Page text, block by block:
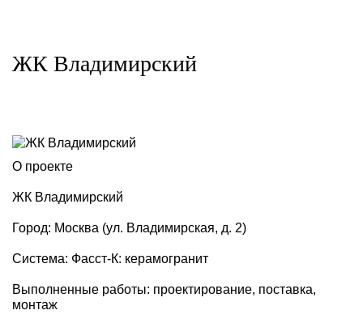
ЖК Владимирский
О проекте
ЖК Владимирский
Город: Москва (ул. Владимирская, д. 2)
Система: Фасст-К: керамогранит
Выполненные работы: проектирование, поставка,
монтаж